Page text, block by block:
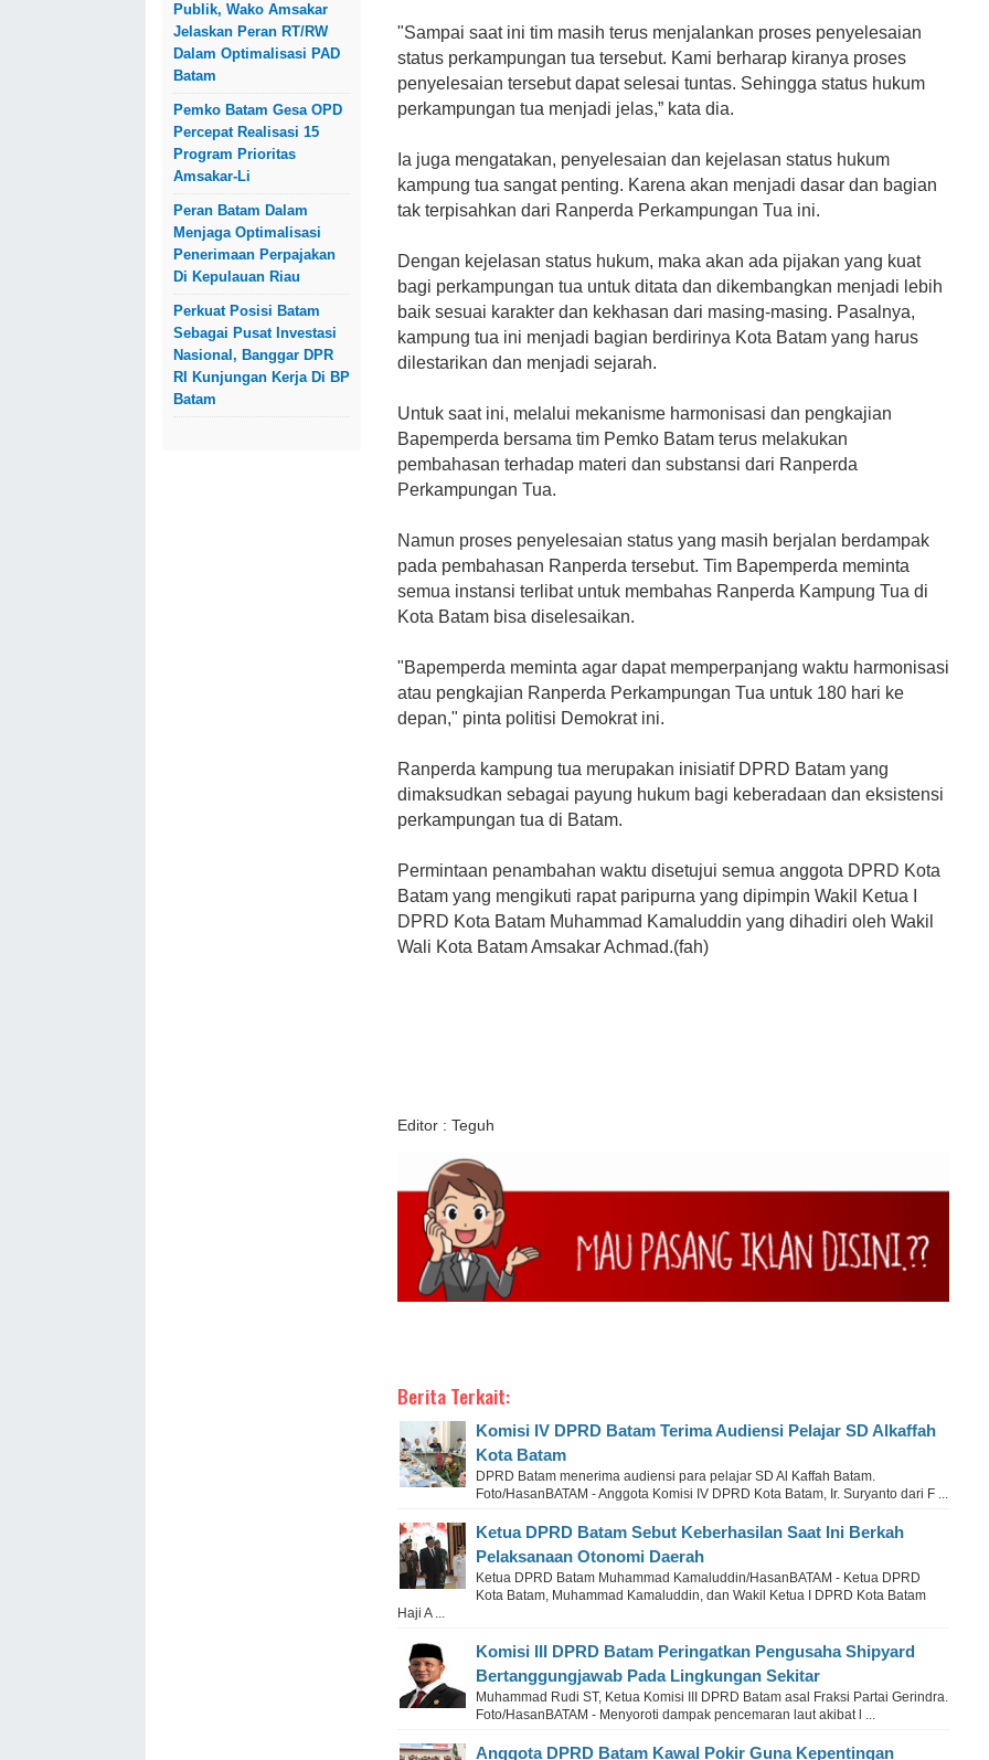
Publik, Wako Amsakar
Jelaskan Peran RT/RW
Dalam Optimalisasi PAD
Batam
Pemko Batam Gesa OPD
Percepat Realisasi 15
Program Prioritas
Amsakar-Li
Peran Batam Dalam
Menjaga Optimalisasi
Penerimaan Perpajakan
Di Kepulauan Riau
Perkuat Posisi Batam
Sebagai Pusat Investasi
Nasional, Banggar DPR
RI Kunjungan Kerja Di BP
Batam
"Sampai saat ini tim masih terus menjalankan proses penyelesaian
status perkampungan tua tersebut. Kami berharap kiranya proses
penyelesaian tersebut dapat selesai tuntas. Sehingga status hukum
perkampungan tua menjadi jelas,” kata dia.
Ia juga mengatakan, penyelesaian dan kejelasan status hukum
kampung tua sangat penting. Karena akan menjadi dasar dan bagian
tak terpisahkan dari Ranperda Perkampungan Tua ini.
Dengan kejelasan status hukum, maka akan ada pijakan yang kuat
bagi perkampungan tua untuk ditata dan dikembangkan menjadi lebih
baik sesuai karakter dan kekhasan dari masing-masing. Pasalnya,
kampung tua ini menjadi bagian berdirinya Kota Batam yang harus
dilestarikan dan menjadi sejarah.
Untuk saat ini, melalui mekanisme harmonisasi dan pengkajian
Bapemperda bersama tim Pemko Batam terus melakukan
pembahasan terhadap materi dan substansi dari Ranperda
Perkampungan Tua.
Namun proses penyelesaian status yang masih berjalan berdampak
pada pembahasan Ranperda tersebut. Tim Bapemperda meminta
semua instansi terlibat untuk membahas Ranperda Kampung Tua di
Kota Batam bisa diselesaikan.
"Bapemperda meminta agar dapat memperpanjang waktu harmonisasi
atau pengkajian Ranperda Perkampungan Tua untuk 180 hari ke
depan," pinta politisi Demokrat ini.
Ranperda kampung tua merupakan inisiatif DPRD Batam yang
dimaksudkan sebagai payung hukum bagi keberadaan dan eksistensi
perkampungan tua di Batam.
Permintaan penambahan waktu disetujui semua anggota DPRD Kota
Batam yang mengikuti rapat paripurna yang dipimpin Wakil Ketua I
DPRD Kota Batam Muhammad Kamaluddin yang dihadiri oleh Wakil
Wali Kota Batam Amsakar Achmad.(fah)
Editor : Teguh
Berita Terkait:
Komisi IV DPRD Batam Terima Audiensi Pelajar SD Alkaffah
Kota Batam
DPRD Batam menerima audiensi para pelajar SD Al Kaffah Batam.
Foto/HasanBATAM - Anggota Komisi IV DPRD Kota Batam, Ir. Suryanto dari F ...
Ketua DPRD Batam Sebut Keberhasilan Saat Ini Berkah
Pelaksanaan Otonomi Daerah
Ketua DPRD Batam Muhammad Kamaluddin/HasanBATAM - Ketua DPRD
Kota Batam, Muhammad Kamaluddin, dan Wakil Ketua I DPRD Kota Batam
Haji A ...
Komisi III DPRD Batam Peringatkan Pengusaha Shipyard
Bertanggungjawab Pada Lingkungan Sekitar
Muhammad Rudi ST, Ketua Komisi III DPRD Batam asal Fraksi Partai Gerindra.
Foto/HasanBATAM - Menyoroti dampak pencemaran laut akibat l ...
Anggota DPRD Batam Kawal Pokir Guna Kepentingan